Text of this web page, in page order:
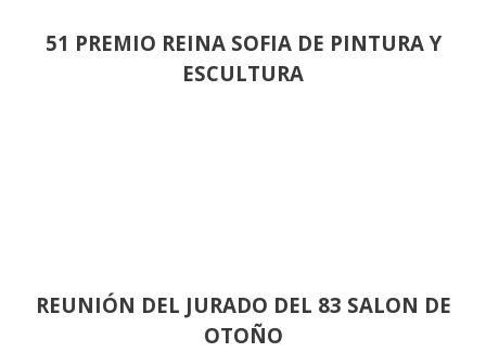
51 PREMIO REINA SOFIA DE PINTURA Y
ESCULTURA
REUNIÓN DEL JURADO DEL 83 SALON DE
OTOÑO